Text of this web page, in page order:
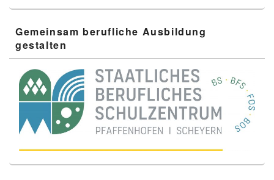
Gemeinsam berufliche Ausbildung
gestalten